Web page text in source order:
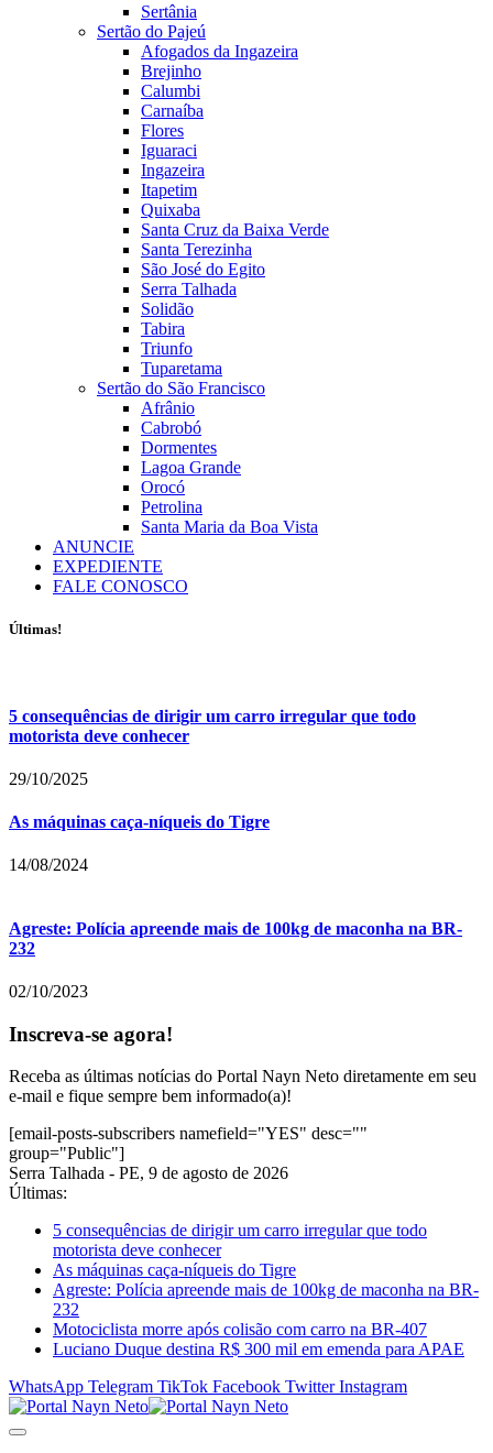
Sertânia
Sertão do Pajeú
Afogados da Ingazeira
Brejinho
Calumbi
Carnaíba
Flores
Iguaraci
Ingazeira
Itapetim
Quixaba
Santa Cruz da Baixa Verde
Santa Terezinha
São José do Egito
Serra Talhada
Solidão
Tabira
Triunfo
Tuparetama
Sertão do São Francisco
Afrânio
Cabrobó
Dormentes
Lagoa Grande
Orocó
Petrolina
Santa Maria da Boa Vista
ANUNCIE
EXPEDIENTE
FALE CONOSCO
Últimas!
5 consequências de dirigir um carro irregular que todo
motorista deve conhecer
29/10/2025
As máquinas caça-níqueis do Tigre
14/08/2024
Agreste: Polícia apreende mais de 100kg de maconha na BR-
232
02/10/2023
Inscreva-se agora!
Receba as últimas notícias do Portal Nayn Neto diretamente em seu
e-mail e fique sempre bem informado(a)!
[email-posts-subscribers namefield="YES" desc=""
group="Public"]
Serra Talhada - PE, 9 de agosto de 2026
Últimas:
5 consequências de dirigir um carro irregular que todo
motorista deve conhecer
As máquinas caça-níqueis do Tigre
Agreste: Polícia apreende mais de 100kg de maconha na BR-
232
Motociclista morre após colisão com carro na BR-407
Luciano Duque destina R$ 300 mil em emenda para APAE
WhatsApp Telegram TikTok Facebook Twitter Instagram